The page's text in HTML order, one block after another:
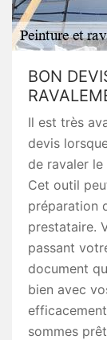
BON
Il est très
devis
de ravaler
Cet outil
préparation
prestataire.
passant
document
bien avec
sommes